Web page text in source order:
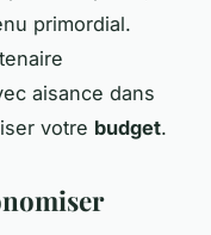
primordial.
aisance dans
votre budget.